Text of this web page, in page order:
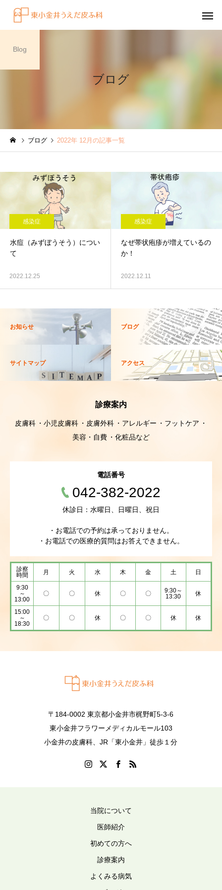
水虫（足白癬）を放置する
円形脱毛症になぜ「光
～エキシマライト（紫
療法）の効果について
ブログ
Blog
ブログ 2022年 12月の記事一覧
感染症
水痘（みずぼうそう）につい
て
2022.12.25
感染症
なぜ帯状疱疹が増えているの
か！
2022.12.11
お知らせ ブログ
サイトマップ アクセス
診療案内
皮膚科 小児皮膚科 皮膚外科 アレルギー
フットケア
美容・自費
化粧品など
電話番号
042-382-2022
休診日：水曜日、日曜日、祝日
・お電話での予約は承っておりません。
・お電話での医療的質問はお答えできません。
診察
時間
月 火 水 木 金 土 日
9:30
～
13:00
〇 〇 休 〇 〇
9:30～
13:30
休
15:00
～
18:30
〇 〇 休 〇 〇 休 休
〒184-0002 東京都小金井市梶野町5-3-6
東小金井フラワーメディカルモール103
小金井の皮膚科、JR「東小金井」徒歩１分
当院について
医師紹介
初めての方へ
診療案内
よくみる病気